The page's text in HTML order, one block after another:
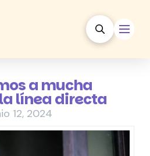
a mucha
línea directa
12, 2024